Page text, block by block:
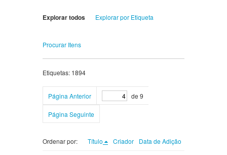
Explorar todos Explorar por Etiqueta
Procurar Itens
Etiquetas: 1894
Página Anterior de 9
Página Seguinte
Ordenar por: Título Criador Data de Adição